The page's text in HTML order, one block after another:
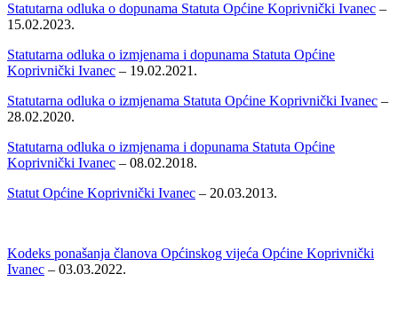
Statutarna odluka o dopunama Statuta Općine Koprivnički Ivanec –
15.02.2023.
Statutarna odluka o izmjenama i dopunama Statuta Općine
Koprivnički Ivanec – 19.02.2021.
Statutarna odluka o izmjenama Statuta Općine Koprivnički Ivanec –
28.02.2020.
Statutarna odluka o izmjenama i dopunama Statuta Općine
Koprivnički Ivanec – 08.02.2018.
Statut Općine Koprivnički Ivanec – 20.03.2013.
Kodeks ponašanja članova Općinskog vijeća Općine Koprivnički
Ivanec – 03.03.2022.